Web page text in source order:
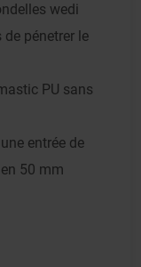
wedi
pénetrer le
PU sans
entrée de
50 mm